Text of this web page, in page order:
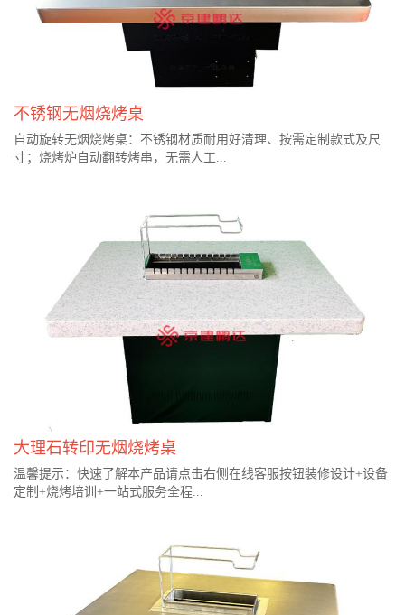
不锈钢无烟烧烤桌
自动旋转无烟烧烤桌：不锈钢材质耐用好清理、按需定制款式及尺
寸；烧烤炉自动翻转烤串，无需人工...
大理石转印无烟烧烤桌
温馨提示：快速了解本产品请点击右侧在线客服按钮装修设计+设备
定制+烧烤培训+一站式服务全程...